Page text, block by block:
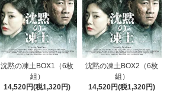
沈黙の凍土BOX1（6枚
組）
14,520円(税1,320円)
沈黙の凍土BOX2（6枚
組）
14,520円(税1,320円)